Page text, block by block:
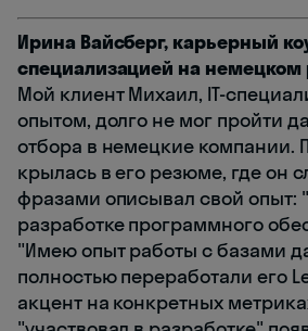
Ирина Вайсберг, карьерный
специализацией на немецком
Мой клиент Михаил, IT-
опытом, долго не мог пройти
отбора в немецкие компании.
крылась в его резюме, где он
фразами описывал свой опыт:
разработке программного
"Имею опыт работы с базами
полностью переработали его
акцент на конкретных